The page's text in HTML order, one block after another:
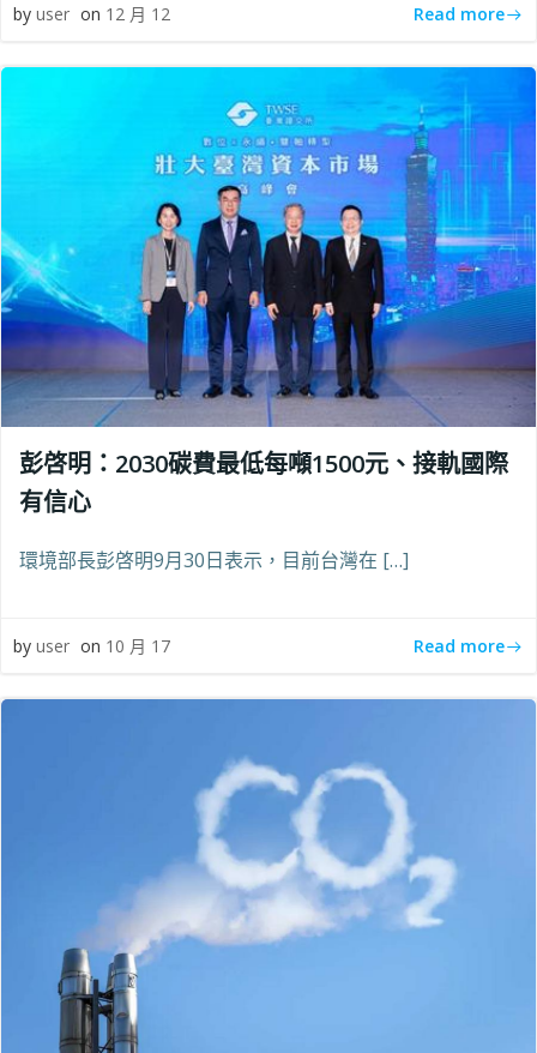
by user on 12 月 12 Read more
彭啓明：2030碳費最低每噸1500元、接軌國際
有信心
環境部長彭啓明9月30日表示，目前台灣在 […]
by user on 10 月 17 Read more